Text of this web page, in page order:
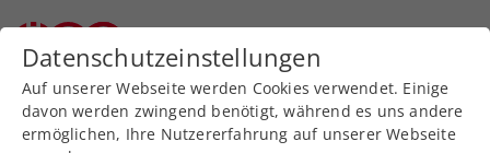
Zurück zur Newsübersicht
Datenschutzeinstellungen
Auf unserer Webseite werden Cookies verwendet. Einige
davon werden zwingend benötigt, während es uns andere
ermöglichen, Ihre Nutzererfahrung auf unserer Webseite